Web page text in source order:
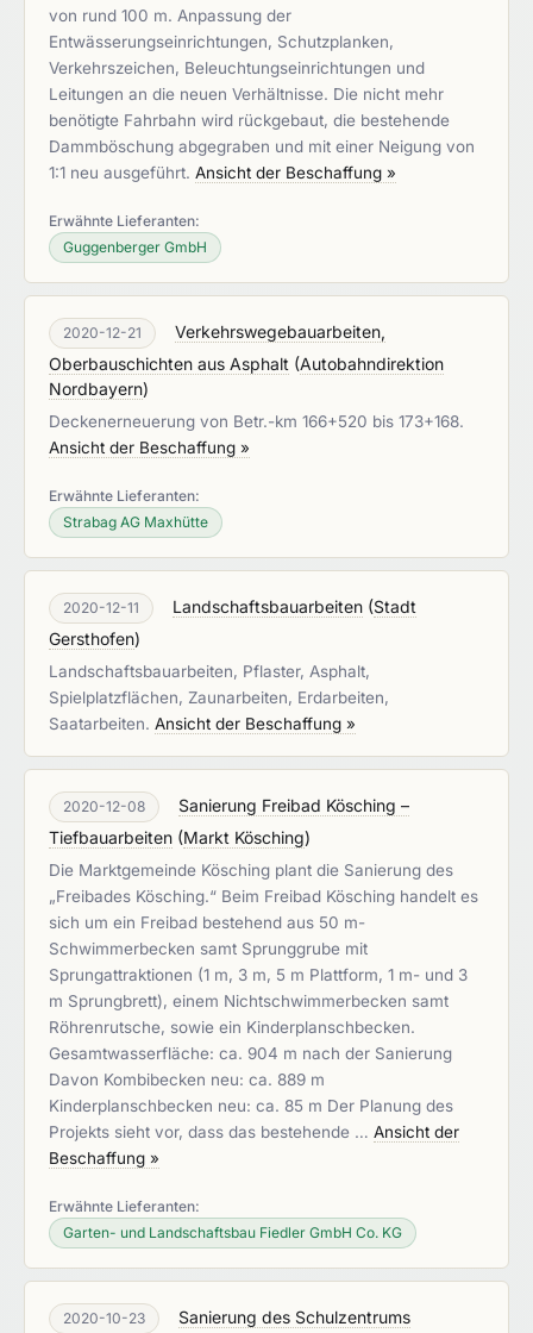
von rund 100 m. Anpassung der
Entwässerungseinrichtungen, Schutzplanken,
Verkehrszeichen, Beleuchtungseinrichtungen und
Leitungen an die neuen Verhältnisse. Die nicht mehr
benötigte Fahrbahn wird rückgebaut, die bestehende
Dammböschung abgegraben und mit einer Neigung von
1:1 neu ausgeführt. Ansicht der Beschaffung »
Erwähnte Lieferanten:
Guggenberger GmbH
2020-12-21
Verkehrswegebauarbeiten,
Oberbauschichten aus Asphalt (Autobahndirektion
Nordbayern)
Deckenerneuerung von Betr.-km 166+520 bis 173+168.
Ansicht der Beschaffung »
Erwähnte Lieferanten:
Strabag AG Maxhütte
2020-12-11 Landschaftsbauarbeiten (Stadt
Gersthofen)
Landschaftsbauarbeiten, Pflaster, Asphalt,
Spielplatzflächen, Zaunarbeiten, Erdarbeiten,
Saatarbeiten. Ansicht der Beschaffung »
2020-12-08
Sanierung Freibad Kösching –
Tiefbauarbeiten (Markt Kösching)
Die Marktgemeinde Kösching plant die Sanierung des
„Freibades Kösching.“ Beim Freibad Kösching handelt es
sich um ein Freibad bestehend aus 50 m-
Schwimmerbecken samt Sprunggrube mit
Sprungattraktionen (1 m, 3 m, 5 m Plattform, 1 m- und 3
m Sprungbrett), einem Nichtschwimmerbecken samt
Röhrenrutsche, sowie ein Kinderplanschbecken.
Gesamtwasserfläche: ca. 904 m nach der Sanierung
Davon Kombibecken neu: ca. 889 m
Kinderplanschbecken neu: ca. 85 m Der Planung des
Projekts sieht vor, dass das bestehende … Ansicht der
Beschaffung »
Erwähnte Lieferanten:
Garten- und Landschaftsbau Fiedler GmbH Co. KG
2020-10-23 Sanierung des Schulzentrums